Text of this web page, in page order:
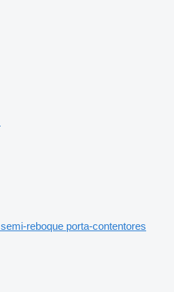
semi-reboque porta-contentores